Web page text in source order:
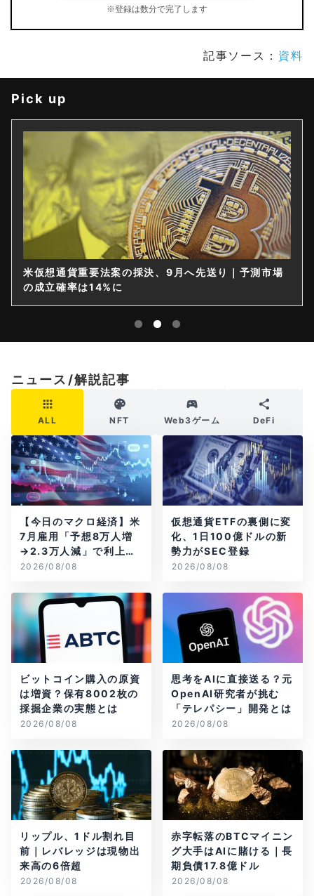
※登録は数分で完了します
記事ソース： 資料
Pick up
米仮想通貨重要法案の採決、9月へ先送り｜予測市場
の成立確率は14%に
ニュース/解説記事
ALL NFT Web3ゲーム DeFi
【今日のマクロ経済】米
7月雇用「予想8万人増
→2.3万人減」で利上げ
観測後退
2026/08/08
仮想通貨ETFの裏側に変
化、1日100億ドルの新
勢力がSEC登録
2026/08/08
ビットコイン購入の原資
は増資？保有8002枚の
採掘企業の実態とは
2026/08/08
思考をAIに直接送る？元
OpenAI研究者が挑む
「テレパシー」開発とは
2026/08/08
リップル、1ドル割れ目
前｜レバレッジは現物出
来高の6倍超
2026/08/08
赤字転落のBTCマイニン
グ大手はAIに賭ける｜長
期負債17.8億ドル
2026/08/08